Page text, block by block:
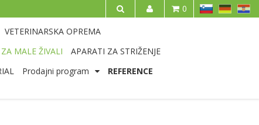
SL HR
0
VETERINARSKA OPREMA
MALE ŽIVALI
APARATI ZA STRIŽENJE
Prodajni program REFERENCE